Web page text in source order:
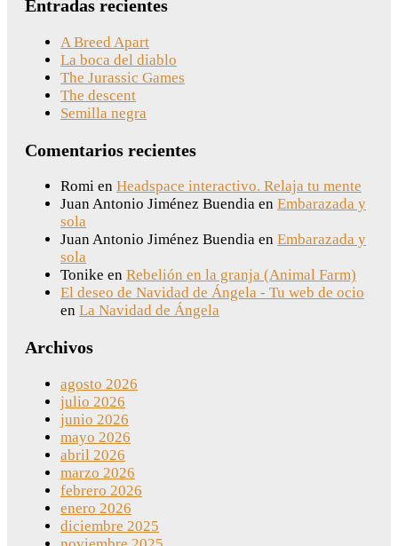
Entradas recientes
A Breed Apart
La boca del diablo
The Jurassic Games
The descent
Semilla negra
Comentarios recientes
Romi en Headspace interactivo. Relaja tu mente
Juan Antonio Jiménez Buendia en Embarazada y
sola
Juan Antonio Jiménez Buendia en Embarazada y
sola
Tonike en Rebelión en la granja (Animal Farm)
El deseo de Navidad de Ángela - Tu web de ocio
en La Navidad de Ángela
Archivos
agosto 2026
julio 2026
junio 2026
mayo 2026
abril 2026
marzo 2026
febrero 2026
enero 2026
diciembre 2025